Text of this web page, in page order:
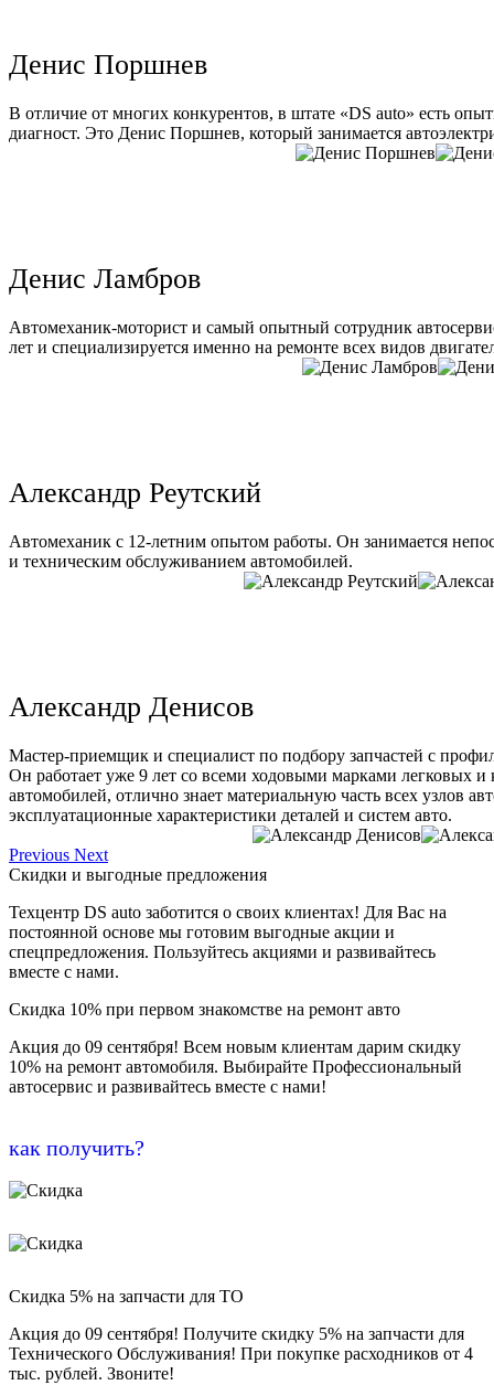
Денис Поршнев
В отличие от многих конкурентов, в штате «DS auto» есть
диагност. Это Денис Поршнев, который занимается
Денис Ламбров
Автомеханик-моторист и самый опытный сотрудник
лет и специализируется именно на ремонте всех видов
Александр Реутский
Автомеханик с 12-летним опытом работы. Он занимается
и техническим обслуживанием автомобилей.
Александр Денисов
Мастер-приемщик и специалист по подбору запчастей с
Он работает уже 9 лет со всеми ходовыми марками легковых и
автомобилей, отлично знает материальную часть всех узлов
эксплуатационные характеристики деталей и систем авто.
Previous Next
Скидки и выгодные предложения
Техцентр DS auto заботится о своих клиентах! Для Вас на
постоянной основе мы готовим выгодные акции и
спецпредложения. Пользуйтесь акциями и развивайтесь
вместе с нами.
Скидка 10% при первом знакомстве на ремонт авто
Акция до 09 сентября! Всем новым клиентам дарим скидку
10% на ремонт автомобиля. Выбирайте Профессиональный
автосервис и развивайтесь вместе с нами!
как получить?
Скидка 5% на запчасти для ТО
Акция до 09 сентября! Получите скидку 5% на запчасти для
Технического Обслуживания! При покупке расходников от 4
тыс. рублей. Звоните!